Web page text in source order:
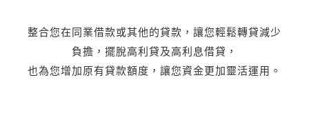
整合您在同業借款或其他的貸款，讓您輕鬆轉貸減少
負擔，擺脫高利貸及高利息借貸，
也為您增加原有貸款額度，讓您資金更加靈活運用。